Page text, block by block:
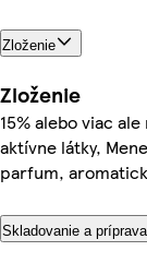
Zloženie
Zloženie
15% alebo viac
aktívne látky,
parfum,
Skladovanie a príprava